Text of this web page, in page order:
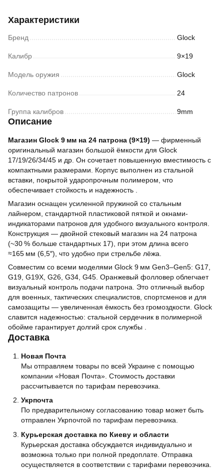
Характеристики
Бренд Glock
Калибр 9×19
Модель оружия Glock
Количество патронов 24
Группа калибров 9mm
Описание
Магазин Glock 9 мм на 24 патрона (9×19) — фирменный
оригинальный магазин большой ёмкости для Glock
17/19/26/34/45 и др. Он сочетает повышенную вместимость с
компактными размерами. Корпус выполнен из стальной
вставки, покрытой ударопрочным полимером, что
обеспечивает стойкость и надежность .
Магазин оснащен усиленной пружиной со стальным
лайнером, стандартной пластиковой пяткой и окнами-
индикаторами патронов для удобного визуального контроля.
Конструкция — двойной стековый магазин на 24 патрона
(~30 % больше стандартных 17), при этом длина всего
≈165 мм (6,5″), что удобно при стрельбе лёжа.
Совместим со всеми моделями Glock 9 мм Gen3–Gen5: G17,
G19, G19X, G26, G34, G45. Оранжевый фолловер облегчает
визуальный контроль подачи патрона. Это отличный выбор
для военных, тактических специалистов, спортсменов и для
самозащиты — увеличенная ёмкость без громоздкости. Glock
славится надежностью: стальной сердечник в полимерной
обойме гарантирует долгий срок службы .
Доставка
Новая Почта
Мы отправляем товары по всей Украине с помощью
компании «Новая Почта». Стоимость доставки
рассчитывается по тарифам перевозчика.
Укрпочта
По предварительному согласованию товар может быть
отправлен Укрпочтой по тарифам перевозчика.
Курьерская доставка по Киеву и области
Курьерская доставка обсуждается индивидуально и
возможна только при полной предоплате. Отправка
осуществляется в соответствии с тарифами перевозчика.